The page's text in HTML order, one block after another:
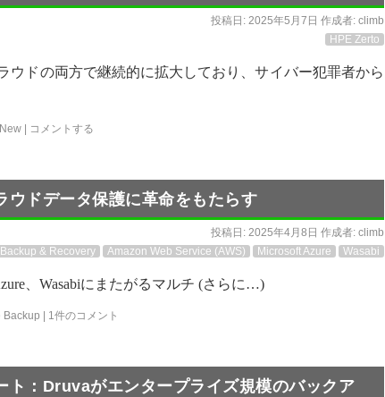
投稿日: 2025年5月7日 作成者: climb
HPE Zerto
ドの両方で継続的に拡大しており、サイバー犯罪者から
| コメントする
ドデータ保護に革命をもたらす
投稿日: 2025年4月8日 作成者: climb
& Recovery
Amazon Web Service (AWS) Microsoft Azure Wasabi
、Wasabiにまたがるマルチ (さらに…)
Backup | 1件のコメント
：Druvaがエンタープライズ規模のバックア